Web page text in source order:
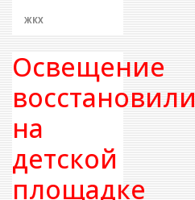
ЖКХ
Освещение
восстановили
на
детской
площадке